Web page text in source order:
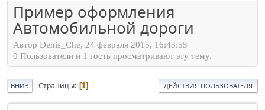
Пример оформления
Автомобильной дороги
Автор Denis_Che, 24 февраля 2015, 16:43:55
0 Пользователи и 1 гость просматривают эту тему.
ВНИЗ Страницы 1 ДЕЙСТВИЯ ПОЛЬЗОВАТЕЛЯ